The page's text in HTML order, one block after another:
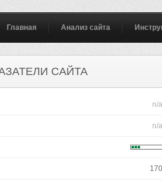
Главная Анализ сайта
САЙТА
n/a
n/a
170